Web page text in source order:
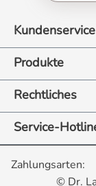
Kundenservice
Produkte
Rechtliches
Service-
Zahlungsarten:
© Dr.